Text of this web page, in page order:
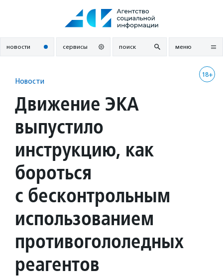
новости сервисы поиск меню
18+
Новости
Движение ЭКА
выпустило
инструкцию, как
бороться
с бесконтрольным
использованием
противогололедных
реагентов